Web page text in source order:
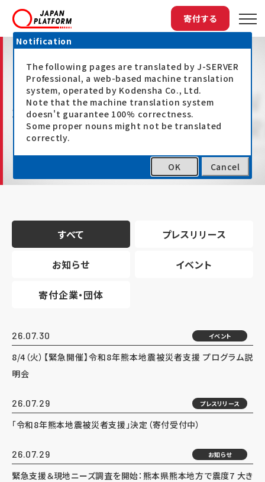
寄付する
最新情報
すべて プレスリリース
お知らせ イベント
寄付企業・団体
26.07.30 イベント
8/4（火）【緊急開催】令和8年熊本地震被災者支援 プログラム説
明会
26.07.29 プレスリリース
「令和8年熊本地震被災者支援」決定（寄付受付中）
26.07.29 お知らせ
緊急支援＆現地ニーズ調査を開始：熊本県熊本地方で震度7 大き
Notification
The following pages are translated by J-SERVER
Professional, a web-based machine translation
system, operated by Kodensha Co., Ltd.
Note that the machine translation system
doesn't guarantee 100% correctness.
Some proper nouns might not be translated
correctly.
OK Cancel